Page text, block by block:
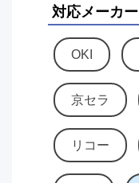
対応メーカー
OKI
京セラ
リコー